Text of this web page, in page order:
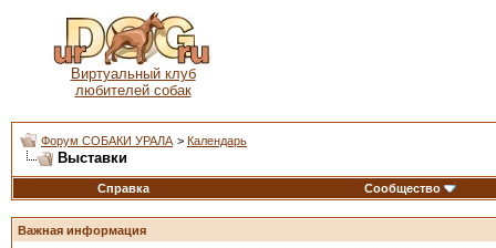
Виртуальный клуб
любителей собак
Форум СОБАКИ УРАЛА > Календарь
Выставки
Справка Сообщество
Важная информация